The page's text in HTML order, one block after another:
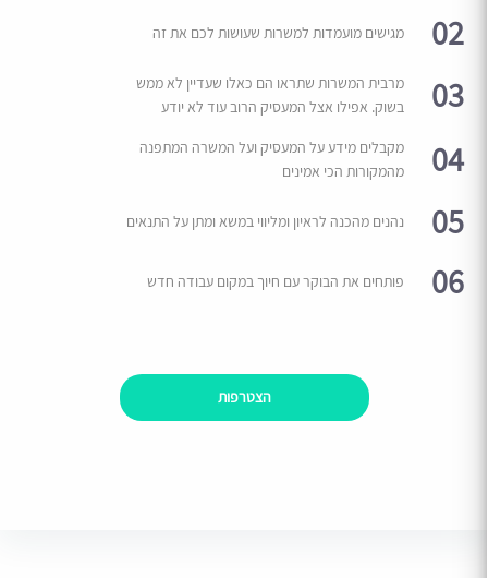
02 מגישים מועמדות למשרות שעושות לכם את זה
03
מרבית המשרות שתראו הם כאלו שעדיין לא ממש
בשוק. אפילו אצל המעסיק הרוב עוד לא יודע
04
מקבלים מידע על המעסיק ועל המשרה המתפנה
מהמקורות הכי אמינים
05 נהנים מהכנה לראיון ומליווי במשא ומתן על התנאים
06 פותחים את הבוקר עם חיוך במקום עבודה חדש
הצטרפות